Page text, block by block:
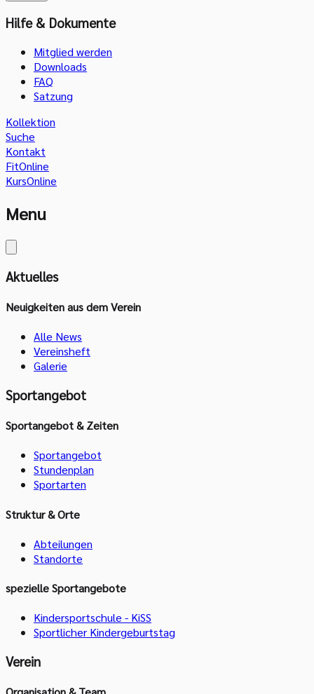
Hilfe & Dokumente
Mitglied werden
Downloads
FAQ
Satzung
Kollektion
Suche
Kontakt
FitOnline
KursOnline
Menu
Aktuelles
Neuigkeiten aus dem Verein
Alle News
Vereinsheft
Galerie
Sportangebot
Sportangebot & Zeiten
Sportangebot
Stundenplan
Sportarten
Struktur & Orte
Abteilungen
Standorte
spezielle Sportangebote
Kindersportschule - KiSS
Sportlicher Kindergeburtstag
Verein